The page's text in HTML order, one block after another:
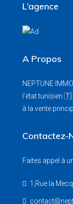
L’agence
A Propos
NEPTUNE
l'état tunisien
à la vente
Contactez-
Faites appel à
1,Rue la